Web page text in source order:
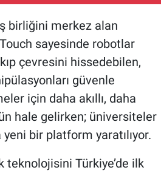
birliğini merkez alan
sayesinde robotlar
çevresini hissedebilen,
güvenle
için daha akıllı, daha
hale gelirken; üniversiteler
bir platform yaratılıyor.
teknolojisini Türkiye’de ilk